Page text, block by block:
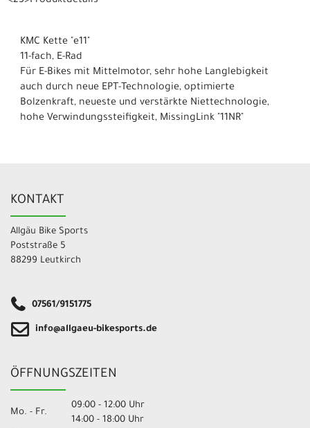
KMC Kette "e11"
11-fach, E-Rad
Für E-Bikes mit Mittelmotor, sehr hohe Langlebigkeit
auch durch neue EPT-Technologie, optimierte
Bolzenkraft, neueste und verstärkte Niettechnologie,
hohe Verwindungssteifigkeit, MissingLink "11NR"
KONTAKT
Allgäu Bike Sports
Poststraße 5
88299 Leutkirch
07561/9151775
info@allgaeu-bikesports.de
ÖFFNUNGSZEITEN
Mo. - Fr.
09:00 - 12:00 Uhr
14:00 - 18:00 Uhr